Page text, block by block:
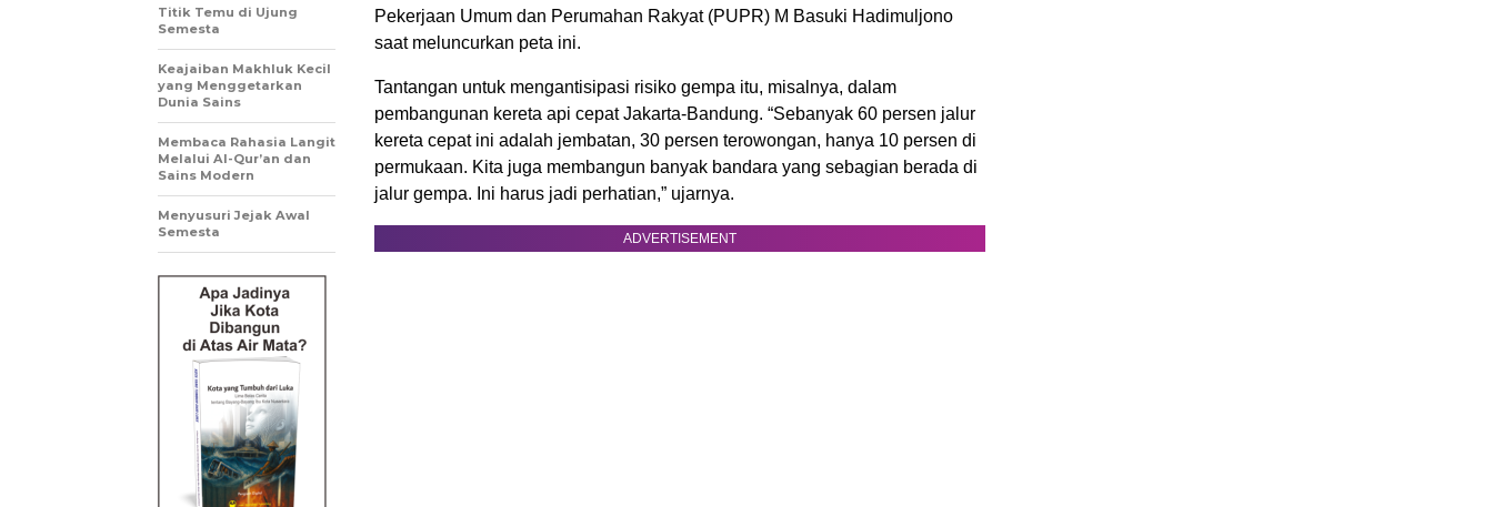
Pekerjaan Umum dan Perumahan Rakyat (PUPR) M Basuki Hadimuljono
saat meluncurkan peta ini.
Tantangan untuk mengantisipasi risiko gempa itu, misalnya, dalam
pembangunan kereta api cepat Jakarta-Bandung. “Sebanyak 60 persen jalur
kereta cepat ini adalah jembatan, 30 persen terowongan, hanya 10 persen di
permukaan. Kita juga membangun banyak bandara yang sebagian berada di
jalur gempa. Ini harus jadi perhatian,” ujarnya.
ADVERTISEMENT
Titik Temu di Ujung
Semesta
Keajaiban Makhluk Kecil
yang Menggetarkan
Dunia Sains
Membaca Rahasia Langit
Melalui Al-Qur’an dan
Sains Modern
Menyusuri Jejak Awal
Semesta